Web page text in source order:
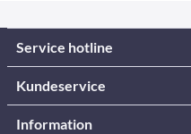
Service hotline
Kundeservice
Information